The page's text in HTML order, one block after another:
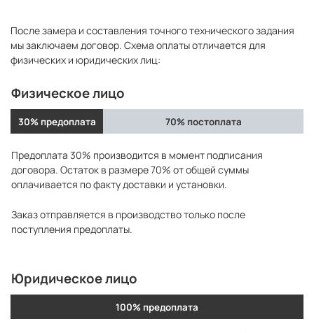
После замера и составления точного технического задания
мы заключаем договор. Схема оплаты отличается для
физических и юридических лиц:
Физическое лицо
30% предоплата 70% постоплата
Предоплата 30% производится в момент подписания
договора. Остаток в размере 70% от общей суммы
оплачивается по факту доставки и установки.
Заказ отправляется в производство только после
поступления предоплаты.
Юридическое лицо
100% предоплата